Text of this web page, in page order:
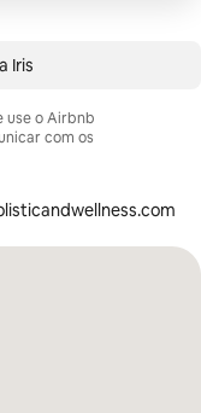
Iris
use o Airbnb
com os